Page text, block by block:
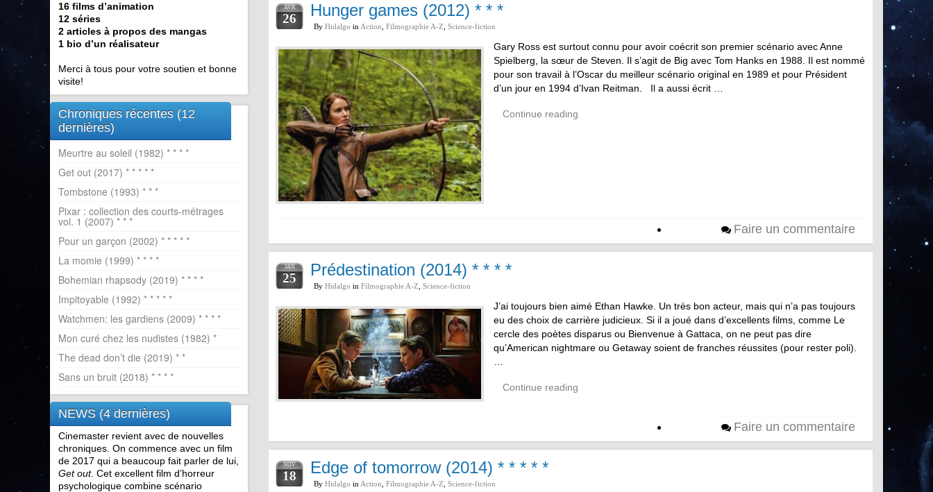
AVR
26 Hunger games (2012) * * *
By Hidalgo in Action Filmographie A-Z Science-fiction
Gary Ross est surtout connu pour avoir coécrit son premier scénario avec Anne
Spielberg, la sœur de Steven. Il s’agit de Big avec Tom Hanks en 1988. Il est nommé
pour son travail à l’Oscar du meilleur scénario original en 1989 et pour Président
d’un jour en 1994 d’Ivan Reitman. Il a aussi écrit …
Continue reading
Faire un commentaire
JAN
25 Prédestination (2014) * * * *
By Hidalgo in Filmographie A-Z Science-fiction
J’ai toujours bien aimé Ethan Hawke. Un très bon acteur, mais qui n’a pas toujours
eu des choix de carrière judicieux. Si il a joué dans d’excellents films, comme Le
cercle des poètes disparus ou Bienvenue à Gattaca, on ne peut pas dire
qu’American nightmare ou Getaway soient de franches réussites (pour rester poli).
…
Continue reading
Faire un commentaire
NOV
18 Edge of tomorrow (2014) * * * * *
By Hidalgo in Action Filmographie A-Z Science-fiction
16 films d’animation
12 séries
2 articles à propos des mangas
1 bio d’un réalisateur
Merci à tous pour votre soutien et bonne
visite!
Chroniques récentes (12
dernières)
Meurtre au soleil (1982) * * * *
Get out (2017) * * * * *
Tombstone (1993) * * *
Pixar : collection des courts-métrages
vol. 1 (2007) * * *
Pour un garçon (2002) * * * * *
La momie (1999) * * * *
Bohemian rhapsody (2019) * * * *
Impitoyable (1992) * * * * *
Watchmen: les gardiens (2009) * * * *
Mon curé chez les nudistes (1982) *
The dead don’t die (2019) * *
Sans un bruit (2018) * * * *
NEWS (4 dernières)
Cinemaster revient avec de nouvelles
chroniques. On commence avec un film
de 2017 qui a beaucoup fait parler de lui,
Get out. Cet excellent film d’horreur
psychologique combine scénario